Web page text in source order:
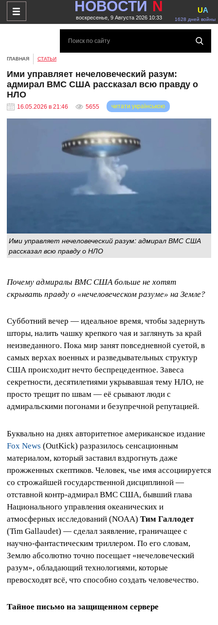
НОВОСТИ N
воскресенье, 9 Августа 2026 10:33 1628 дней войны
UA
ГЛАВНАЯ СТАТЬИ
Ими управляет нечеловеческий разум:
адмирал ВМС США рассказал всю правду о
НЛО
16.05.2026 в 21:46 5655 читати українською
Ими управляет нечеловеческий разум: адмирал ВМС США
рассказал всю правду о НЛО
Почему адмиралы ВМС США больше не хотят
скрывать правду о «нечеловеческом разуме» на Земле?
Субботний вечер — идеальное время, чтобы задернуть
шторы, налить чашку крепкого чая и заглянуть за край
неизведанного. Пока мир занят повседневной суетой, в
самых верхах военных и разведывательных структур
США происходит нечто беспрецедентное. Завеса
секретности, десятилетиями укрывавшая тему НЛО, не
просто трещит по швам — её срывают люди с
адмиральскими погонами и безупречной репутацией.
Буквально на днях авторитетное американское издание
Fox News (OutKick) разразилось сенсационным
материалом, который заставил вздрогнуть даже
прожженных скептиков. Человек, чье имя ассоциируется
со строжайшей государственной дисциплиной —
отставной контр-адмирал ВМС США, бывший глава
Национального управления океанических и
атмосферных исследований (NOAA) Тим Галлодет
(Tim Gallaudet) — сделал заявление, граничащее с
научно-фантастическим триллером. По его словам,
Землю абсолютно точно посещает «нечеловеческий
разум», обладающий технологиями, которые
превосходят всё, что способно создать человечество.
Тайное письмо на защищенном сервере